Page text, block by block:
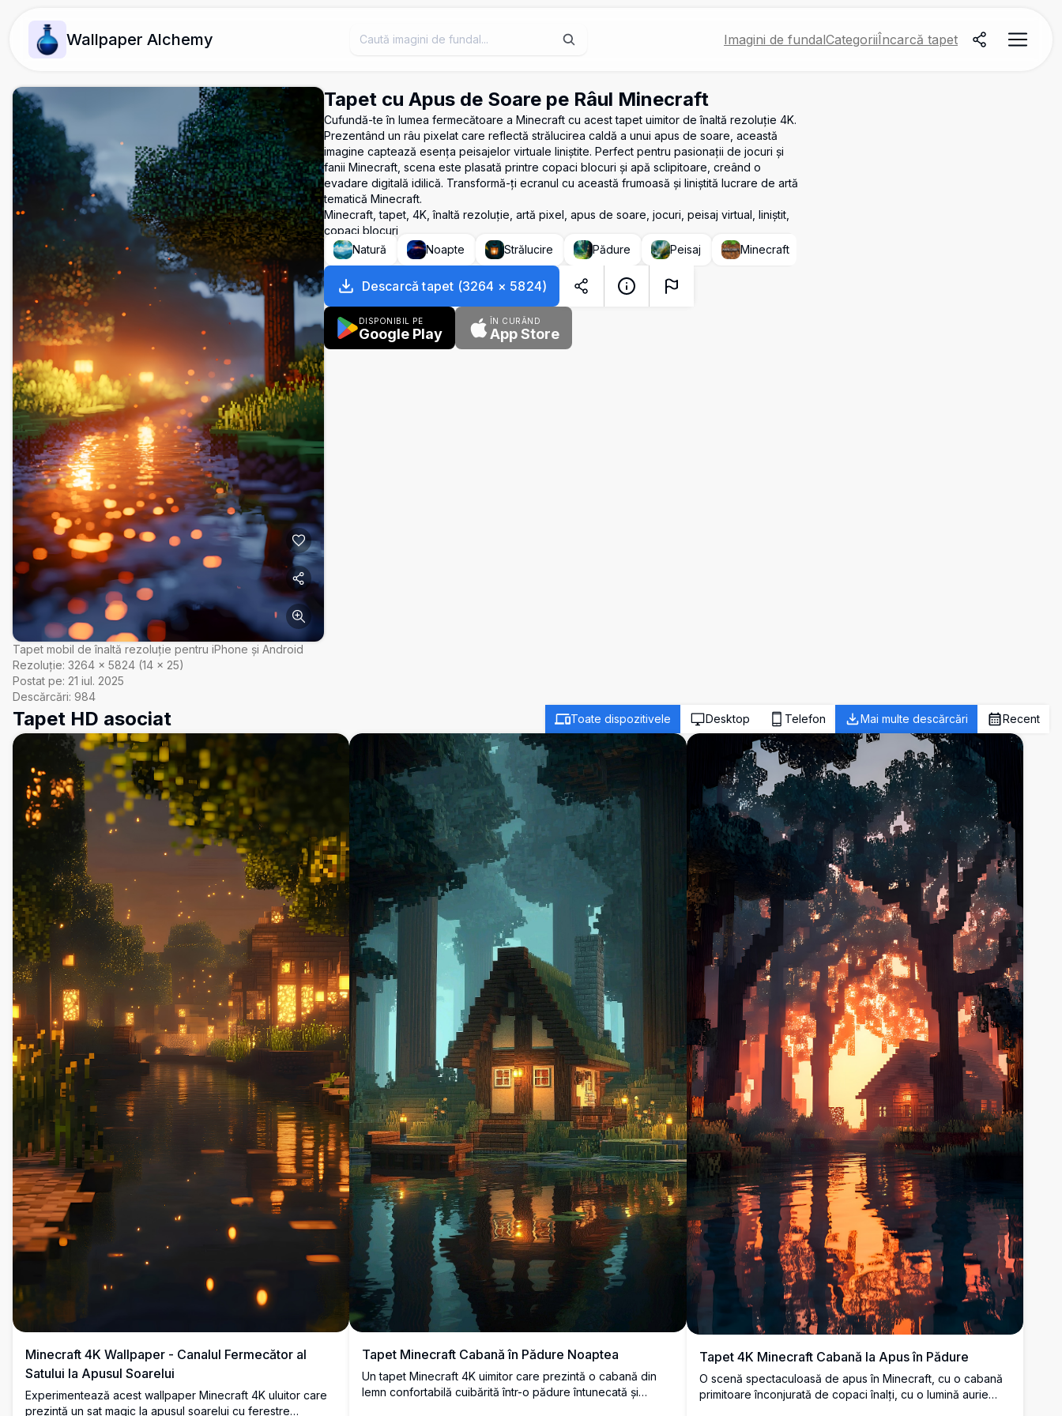
Wallpaper Alchemy Imagini de fundalCategoriiÎncarcă tapet
Tapet mobil de înaltă rezoluție pentru iPhone și Android
Rezoluție: 3264 × 5824 (14 × 25)
Postat pe: 21 iul. 2025
Descărcări: 984
Tapet cu Apus de Soare pe Râul Minecraft
Cufundă-te în lumea fermecătoare a Minecraft cu acest tapet uimitor de înaltă rezoluție 4K.
Prezentând un râu pixelat care reflectă strălucirea caldă a unui apus de soare, această
imagine captează esența peisajelor virtuale liniștite. Perfect pentru pasionații de jocuri și
fanii Minecraft, scena este plasată printre copaci blocuri și apă sclipitoare, creând o
evadare digitală idilică. Transformă-ți ecranul cu această frumoasă și liniștită lucrare de artă
tematică Minecraft.
Minecraft, tapet, 4K, înaltă rezoluție, artă pixel, apus de soare, jocuri, peisaj virtual, liniștit,
copaci blocuri
Natură
Noapte Strălucire Pădure Peisaj Minecraft
Descarcă tapet (3264 × 5824)
DISPONIBIL PE
Google Play
ÎN CURÂND
App Store
Tapet HD asociat Toate dispozitivele Desktop Telefon Mai multe descărcări Recent
Minecraft 4K Wallpaper - Canalul Fermecător al
Satului la Apusul Soarelui
Experimentează acest wallpaper Minecraft 4K uluitor care
prezintă un sat magic la apusul soarelui cu ferestre
Tapet Minecraft Cabană în Pădure Noaptea
Un tapet Minecraft 4K uimitor care prezintă o cabană din
lemn confortabilă cuibărită într-o pădure întunecată și
Tapet 4K Minecraft Cabană la Apus în Pădure
O scenă spectaculoasă de apus în Minecraft, cu o cabană
primitoare înconjurată de copaci înalți, cu o lumină aurie